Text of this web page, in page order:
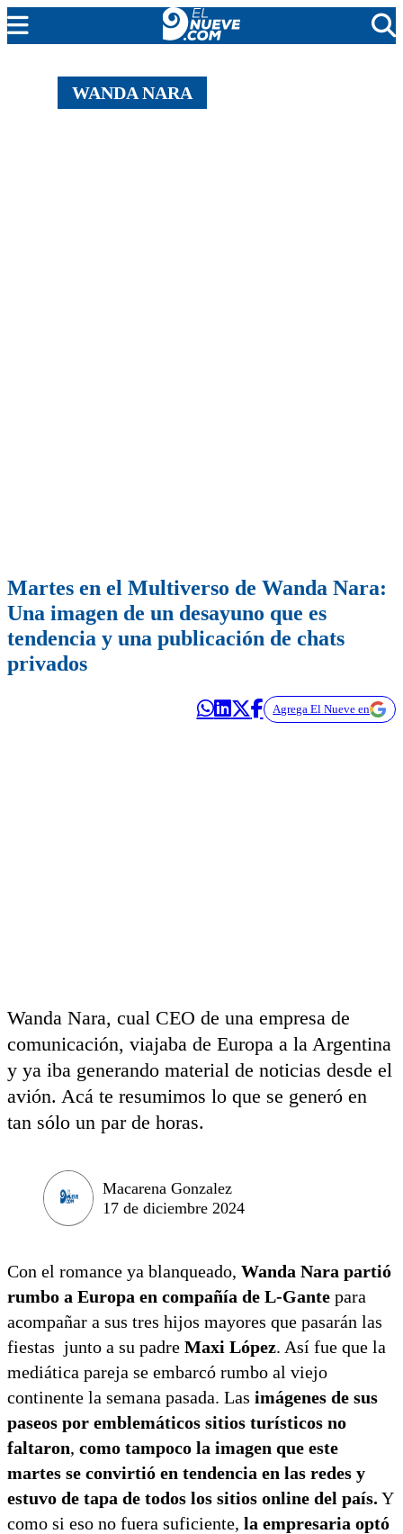
MENDOZA
CADA DÍA
WANDA NARA
Martes en el Multiverso de Wanda Nara:
Una imagen de un desayuno que es
tendencia y una publicación de chats
privados
Agrega El Nueve en
Wanda Nara, cual CEO de una empresa de
comunicación, viajaba de Europa a la Argentina
y ya iba generando material de noticias desde el
avión. Acá te resumimos lo que se generó en
tan sólo un par de horas.
Macarena Gonzalez
17 de diciembre 2024
Con el romance ya blanqueado, Wanda Nara partió
rumbo a Europa en compañía de L-Gante para
acompañar a sus tres hijos mayores que pasarán las
fiestas junto a su padre Maxi López. Así fue que la
mediática pareja se embarcó rumbo al viejo
continente la semana pasada. Las imágenes de sus
paseos por emblemáticos sitios turísticos no
faltaron, como tampoco la imagen que este
martes se convirtió en tendencia en las redes y
estuvo de tapa de todos los sitios online del país. Y
como si eso no fuera suficiente, la empresaria optó